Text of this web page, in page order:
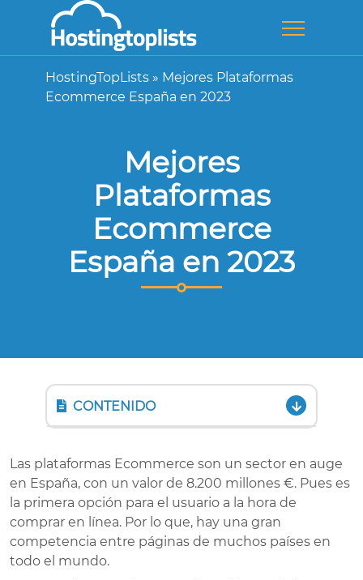
HostingTopLists » Mejores Plataformas
Ecommerce España en 2023
Mejores
Plataformas
Ecommerce
España en 2023
CONTENIDO
Las plataformas Ecommerce son un sector en auge
en España, con un valor de 8.200 millones €. Pues es
la primera opción para el usuario a la hora de
comprar en línea. Por lo que, hay una gran
competencia entre páginas de muchos países en
todo el mundo.